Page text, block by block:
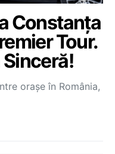
Constanța
Tour.
Sinceră!
orașe în România,